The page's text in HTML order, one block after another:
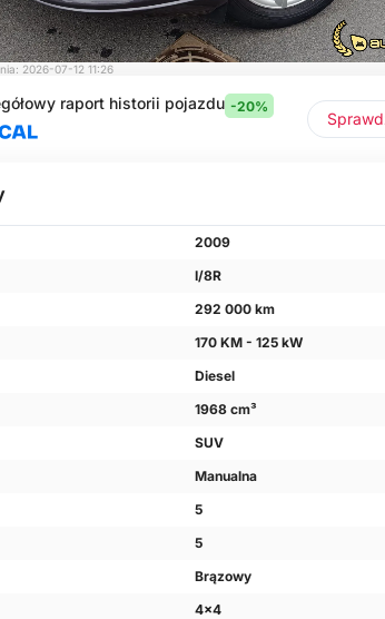
2026-07-12 11:26
raport historii pojazdu -20%
2009
I/8R
292 000 km
170 KM - 125 kW
Diesel
1968 cm³
SUV
Manualna
5
5
Brązowy
4x4